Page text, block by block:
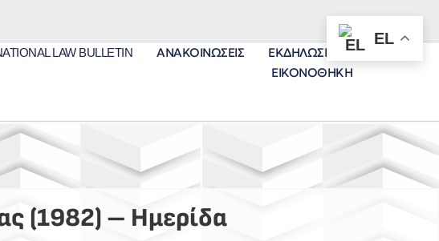
LAW BULLETIN ΑΝΑΚΟΙΝΏΣΕΙΣ
ΕΚΔΗΛΏΣΕΙΣ
ΕΙΚΟΝΟΘΉΚΗ
(1982) – Ημερίδα
EL